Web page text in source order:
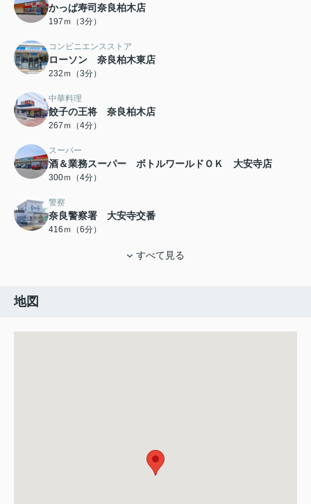
かっぱ寿司奈良柏木店
197ｍ（3分）
コンビニエンスストア
ローソン 奈良柏木東店
232ｍ（3分）
中華料理
餃子の王将 奈良柏木店
267ｍ（4分）
スーパー
酒＆業務スーパー ボトルワールドＯＫ 大安寺店
300ｍ（4分）
警察
奈良警察署 大安寺交番
416ｍ（6分）
すべて見る
地図